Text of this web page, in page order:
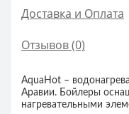
Доставка и Оплата
Отзывов (0)
AquaHot –
Аравии. Бойлеры
нагревательными